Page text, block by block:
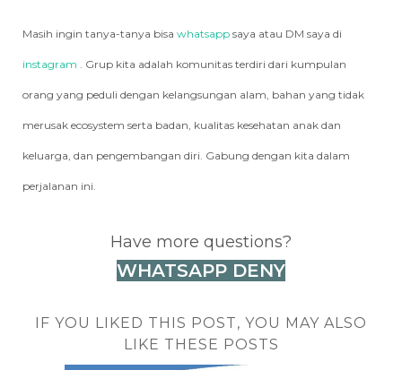
Masih ingin tanya-tanya bisa whatsapp saya atau DM saya di
instagram . Grup kita adalah komunitas terdiri dari kumpulan
orang yang peduli dengan kelangsungan alam, bahan yang tidak
merusak ecosystem serta badan, kualitas kesehatan anak dan
keluarga, dan pengembangan diri. Gabung dengan kita dalam
perjalanan ini.
Have more questions?
WHATSAPP DENY
IF YOU LIKED THIS POST, YOU MAY ALSO
LIKE THESE POSTS